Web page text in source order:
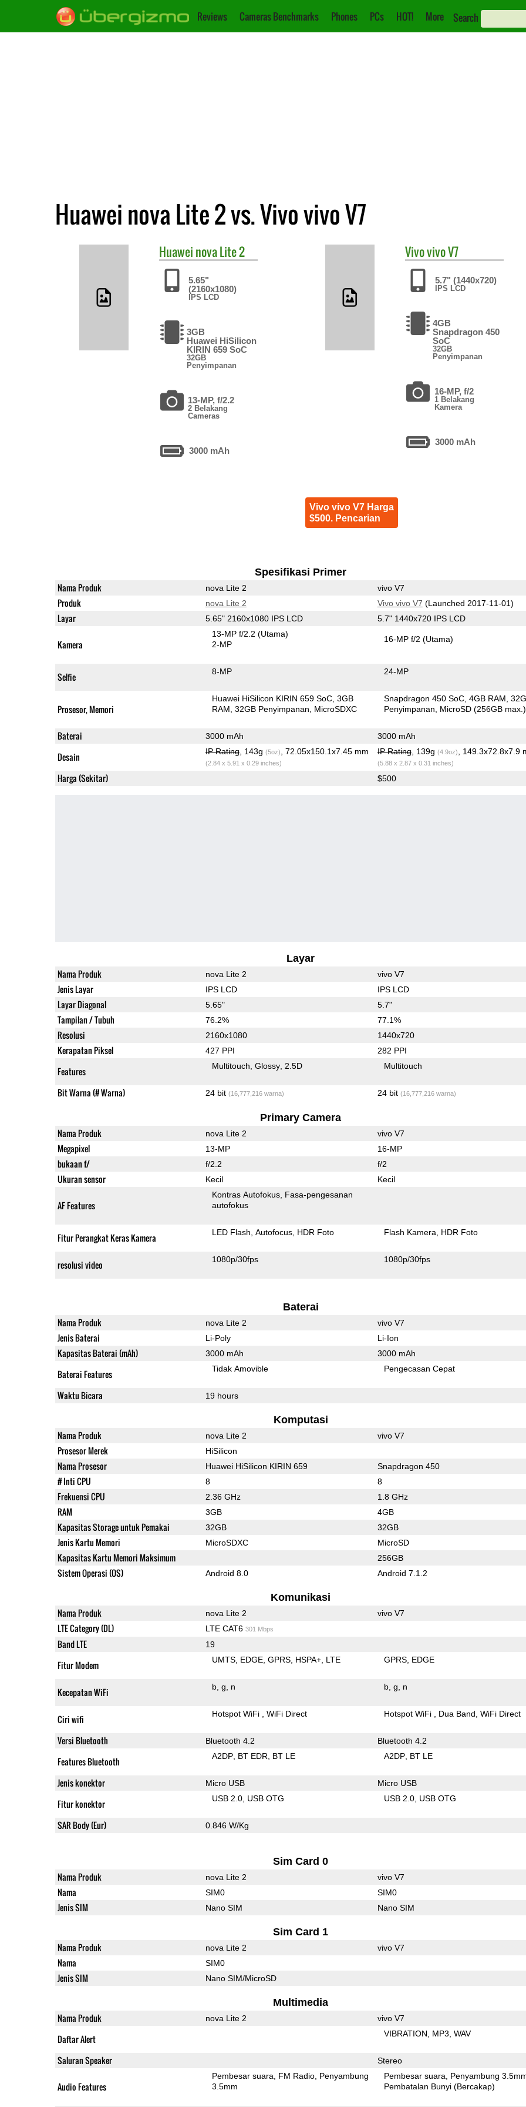
Reviews Cameras Benchmarks Phones PCs HOT! More Search
Huawei nova Lite 2 vs. Vivo vivo V7
Huawei nova Lite 2
5.65"
(2160x1080)
IPS LCD
3GB
Huawei HiSilicon
KIRIN 659 SoC
32GB
Penyimpanan
13-MP, f/2.2
2 Belakang
Cameras
3000 mAh
Vivovivo V7
5.7" (1440x720)
IPS LCD
4GB
Snapdragon 450
SoC
32GB
Penyimpanan
16-MP, f/2
1 Belakang
Kamera
3000 mAh
Vivo vivo V7 Harga
$500. Pencarian
Spesifikasi Primer
Nama Produk nova Lite 2 vivo V7
Produk nova Lite 2 Vivo vivo V7 (Launched 2017-11-01)
Layar 5.65" 2160x1080 IPS LCD 5.7" 1440x720 IPS LCD
Kamera
13-MP f/2.2(Utama)
2-MP
16-MP f/2(Utama)
Selfie 8-MP 24-MP
Prosesor, Memori
Huawei HiSilicon KIRIN 659 SoC 3GB
RAM 32GB Penyimpanan MicroSDXC
Snapdragon 450 SoC 4GB RAM
Penyimpanan
MicroSD (256GB max.)
Baterai 3000 mAh 3000 mAh
Desain IP Rating, 143g (5oz) , 72.05x150.1x7.45 mm
(2.84 x 5.91 x 0.29 inches)
IP Rating, 139g (4.9oz) , 149.3x72.8x7.9
(5.88 x 2.87 x 0.31 inches)
Harga (Sekitar) $500
Layar
Nama Produk nova Lite 2 vivo V7
Jenis Layar IPS LCD IPS LCD
Layar Diagonal 5.65" 5.7"
Tampilan / Tubuh 76.2% 77.1%
Resolusi 2160x1080 1440x720
Kerapatan Piksel 427 PPI 282 PPI
Features Multitouch Glossy 2.5D Multitouch
Bit Warna (# Warna) 24 bit (16,777,216 warna) 24 bit (16,777,216 warna)
Primary Camera
Nama Produk nova Lite 2 vivo V7
Megapixel 13-MP 16-MP
bukaan f/ f/2.2 f/2
Ukuran sensor Kecil Kecil
AF Features
Kontras Autofokus Fasa-pengesanan
autofokus
Fitur Perangkat Keras Kamera LED Flash Autofocus HDR Foto Flash Kamera HDR Foto
resolusi video 1080p/30fps 1080p/30fps
Baterai
Nama Produk nova Lite 2 vivo V7
Jenis Baterai Li-Poly Li-Ion
Kapasitas Baterai (mAh) 3000 mAh 3000 mAh
Baterai Features Tidak Amovible Pengecasan Cepat
Waktu Bicara 19 hours
Komputasi
Nama Produk nova Lite 2 vivo V7
Prosesor Merek HiSilicon
Nama Prosesor Huawei HiSilicon KIRIN 659 Snapdragon 450
# Inti CPU 8 8
Frekuensi CPU 2.36 GHz 1.8 GHz
RAM 3GB 4GB
Kapasitas Storage untuk Pemakai 32GB 32GB
Jenis Kartu Memori MicroSDXC MicroSD
Kapasitas Kartu Memori Maksimum 256GB
Sistem Operasi (OS) Android 8.0 Android 7.1.2
Komunikasi
Nama Produk nova Lite 2 vivo V7
LTE Category (DL) LTE CAT6 301 Mbps
Band LTE 19
Fitur Modem UMTS EDGE GPRS HSPA+ LTE GPRS EDGE
Kecepatan WiFi b g n b g n
Ciri wifi Hotspot WiFi WiFi Direct Hotspot WiFi Dua Band WiFi Direct
Versi Bluetooth Bluetooth 4.2 Bluetooth 4.2
Features Bluetooth A2DP BT EDR BT LE A2DP BT LE
Jenis konektor Micro USB Micro USB
Fitur konektor USB 2.0 USB OTG USB 2.0 USB OTG
SAR Body (Eur) 0.846 W/Kg
Sim Card 0
Nama Produk nova Lite 2 vivo V7
Nama SIM0 SIM0
Jenis SIM Nano SIM Nano SIM
Sim Card 1
Nama Produk nova Lite 2 vivo V7
Nama SIM0
Jenis SIM Nano SIM/MicroSD
Multimedia
Nama Produk nova Lite 2 vivo V7
Daftar Alert VIBRATION MP3 WAV
Saluran Speaker Stereo
Audio Features
Pembesar suara FM Radio Penyambung
3.5mm
Pembesar suara
Penyambung
Pembatalan Bunyi (Bercakap)